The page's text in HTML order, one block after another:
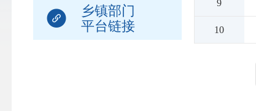
乡镇部门
平台链接
9
10